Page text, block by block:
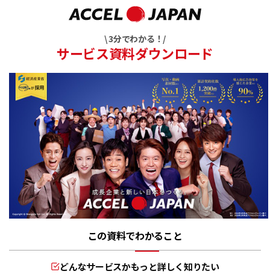
\ 3分でわかる！/
サービス資料ダウンロード
この資料でわかること
どんなサービスかもっと詳しく知りたい